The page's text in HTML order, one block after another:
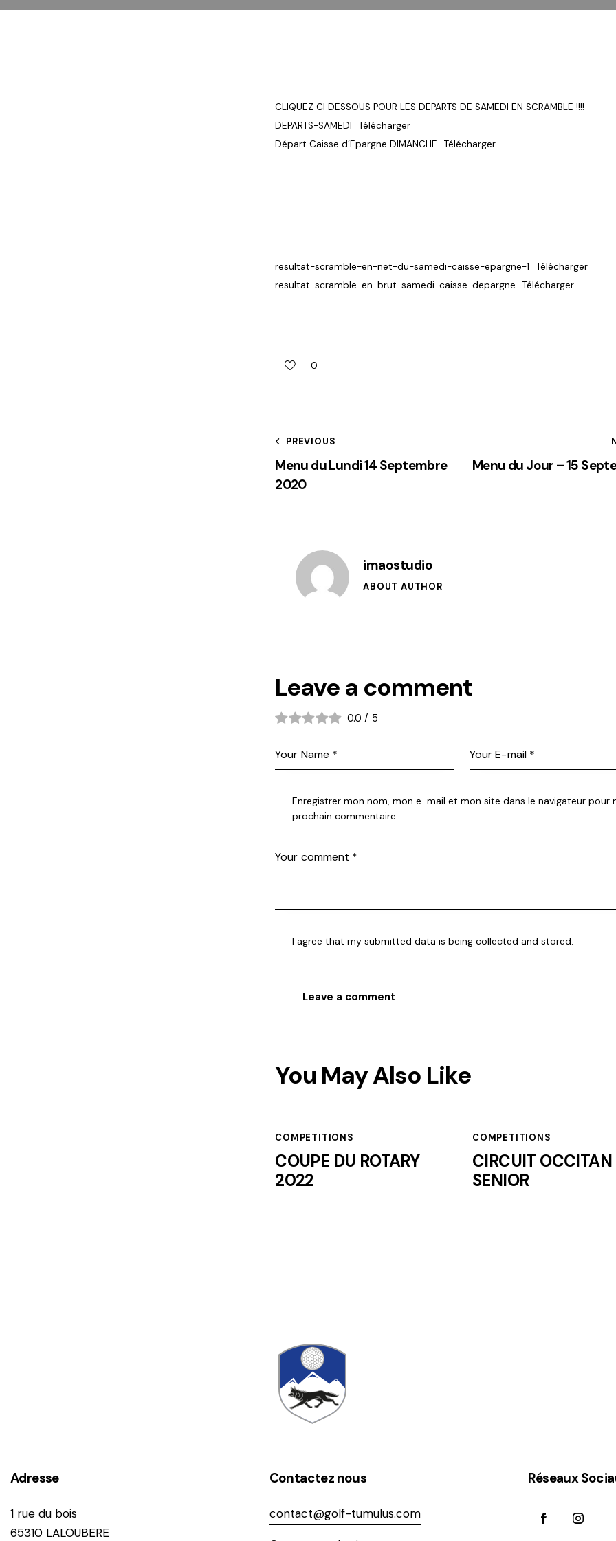
CLIQUEZ CI DESSOUS POUR LES DEPARTS DE SAMEDI EN SCRAMBLE !!!!
DEPARTS-SAMEDI
Télécharger
Départ Caisse d’Epargne DIMANCHE
Télécharger
resultat-scramble-en-net-du-samedi-caisse-epargne-1
Télécharger
resultat-scramble-en-brut-samedi-caisse-depargne
Télécharger
0
PREVIOUS
Menu du Lundi 14 Septembre
2020
Menu du Jour – 15
imaostudio
ABOUT AUTHOR
Leave a comment
0.0 / 5
Enregistrer mon nom, mon e-mail et mon site dans le navigateur pour
prochain commentaire.
I agree that my submitted data is being collected and stored.
You May Also Like
COMPETITIONS
COUPE DU ROTARY
2022
COMPETITIONS
CIRCUIT OCCITAN
SENIOR
Adresse
1 rue du bois
65310 LALOUBERE
Contactez nous
contact@golf-tumulus.com
Réseaux